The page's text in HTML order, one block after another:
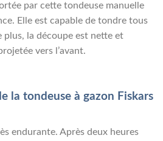
par cette tondeuse manuelle
Elle est capable de tondre tous
plus, la découpe est nette et
vers l’avant.
la tondeuse à gazon Fiskars
endurante. Après deux heures